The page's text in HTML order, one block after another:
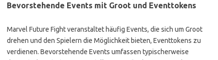
Bevorstehende Events mit Groot und Eventtokens
Marvel Future Fight veranstaltet häufig Events, die sich um Groot
drehen und den Spielern die Möglichkeit bieten, Eventtokens zu
verdienen. Bevorstehende Events umfassen typischerweise